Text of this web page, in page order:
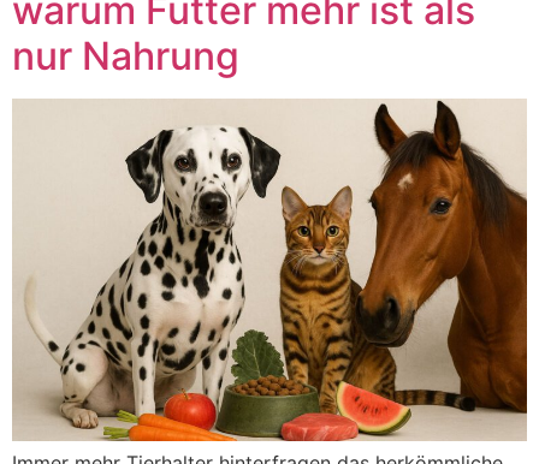
warum Futter mehr ist als
nur Nahrung